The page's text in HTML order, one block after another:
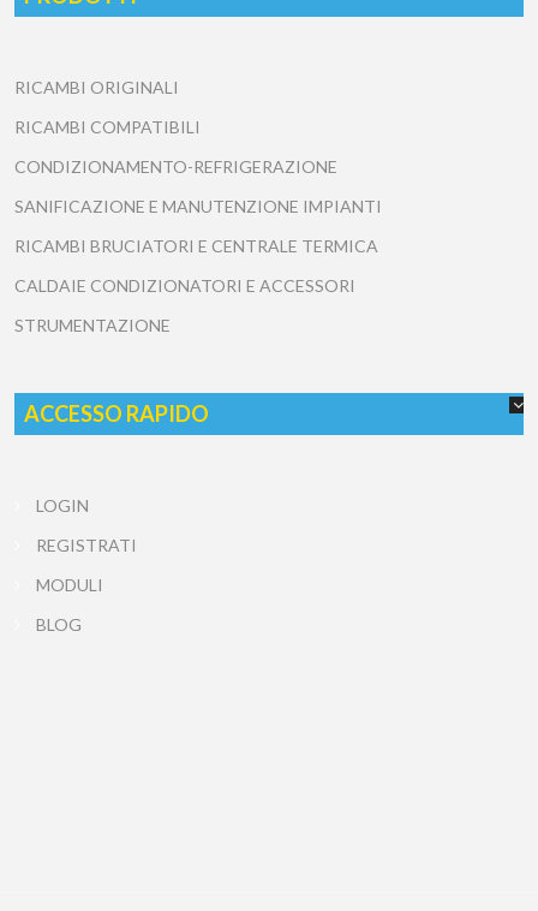
RICAMBI ORIGINALI
RICAMBI COMPATIBILI
CONDIZIONAMENTO-REFRIGERAZIONE
SANIFICAZIONE E MANUTENZIONE IMPIANTI
RICAMBI BRUCIATORI E CENTRALE TERMICA
CALDAIE CONDIZIONATORI E ACCESSORI
STRUMENTAZIONE
ACCESSO RAPIDO
LOGIN
REGISTRATI
MODULI
BLOG